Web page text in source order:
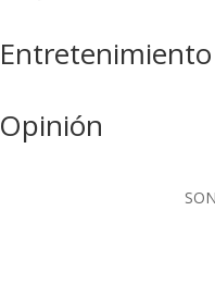
Entretenimiento
Opinión